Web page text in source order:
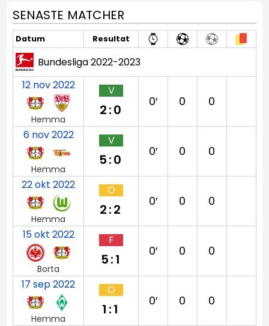
SENASTE MATCHER
Datum Resultat
Bundesliga 2022-2023
12 nov 2022
Hemma
V
2:0
0′ 0 0
6 nov 2022
Hemma
V
5:0
0′ 0 0
22 okt 2022
Hemma
O
2:2
0′ 0 0
15 okt 2022
Borta
F
5:1
0′ 0 0
17 sep 2022
Hemma
O
1:1
0′ 0 0